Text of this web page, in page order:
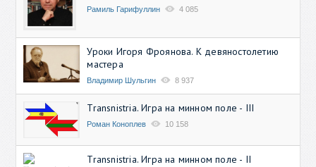
Рамиль Гарифуллин 4 085
Уроки Игоря Фроянова. К девяностолетию
мастера
Владимир Шульгин 8 937
Transnistria. Игра на минном поле - III
Роман Коноплев 10 158
Transnistria. Игра на минном поле - II